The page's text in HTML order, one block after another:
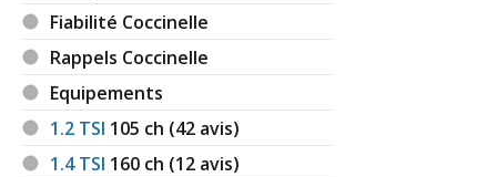
Fiabilité Coccinelle
Rappels Coccinelle
Equipements
1.2 TSI 105 ch (42 avis)
1.4 TSI 160 ch (12 avis)